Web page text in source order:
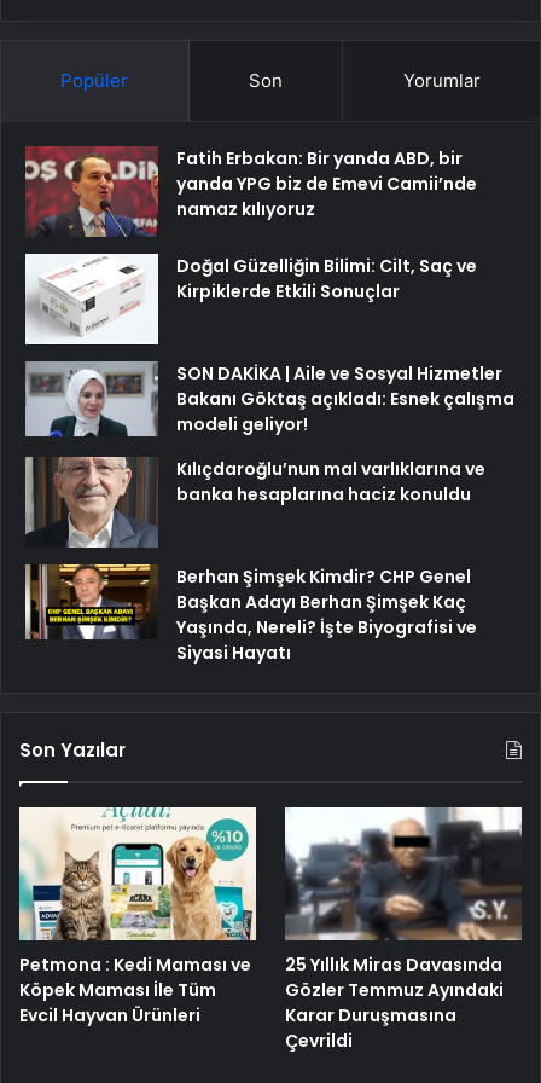
Popüler Son Yorumlar
Fatih Erbakan: Bir yanda ABD, bir
yanda YPG biz de Emevi Camii’nde
namaz kılıyoruz
Doğal Güzelliğin Bilimi: Cilt, Saç ve
Kirpiklerde Etkili Sonuçlar
SON DAKİKA | Aile ve Sosyal Hizmetler
Bakanı Göktaş açıkladı: Esnek çalışma
modeli geliyor!
Kılıçdaroğlu’nun mal varlıklarına ve
banka hesaplarına haciz konuldu
Berhan Şimşek Kimdir? CHP Genel
Başkan Adayı Berhan Şimşek Kaç
Yaşında, Nereli? İşte Biyografisi ve
Siyasi Hayatı
Son Yazılar
Petmona : Kedi Maması ve
Köpek Maması İle Tüm
Evcil Hayvan Ürünleri
25 Yıllık Miras Davasında
Gözler Temmuz Ayındaki
Karar Duruşmasına
Çevrildi